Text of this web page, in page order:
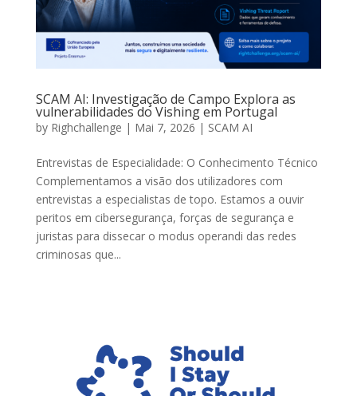
SCAM AI: Investigação de Campo Explora as
vulnerabilidades do Vishing em Portugal
by Righchallenge | Mai 7, 2026 | SCAM AI
Entrevistas de Especialidade: O Conhecimento Técnico
Complementamos a visão dos utilizadores com
entrevistas a especialistas de topo. Estamos a ouvir
peritos em cibersegurança, forças de segurança e
juristas para dissecar o modus operandi das redes
criminosas que...